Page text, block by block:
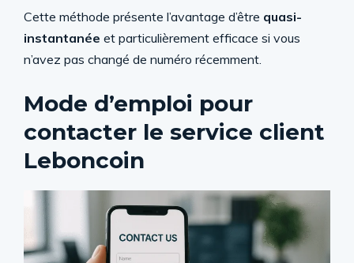
Cette méthode présente l’avantage d’être quasi-
instantanée et particulièrement efficace si vous
n’avez pas changé de numéro récemment.
Mode d’emploi pour
contacter le service client
Leboncoin